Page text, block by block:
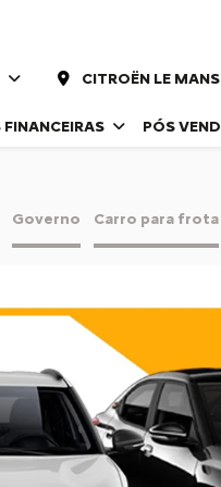
CITROËN LE
PÓS
Governo Carro para frota